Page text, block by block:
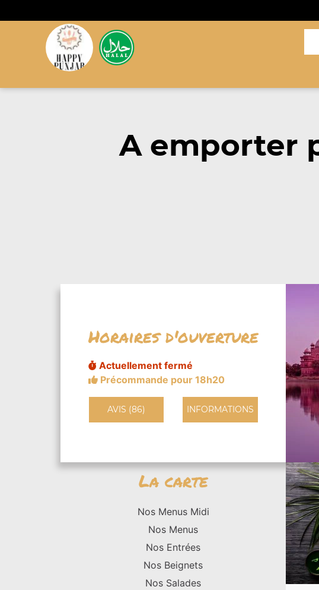
A emporter
Horaires d'ouverture
Actuellement fermé
Précommande pour 18h20
AVIS (86) INFORMATIONS
La carte
Nos Menus Midi
Nos Menus
Nos Entrées
Nos Beignets
Nos Salades